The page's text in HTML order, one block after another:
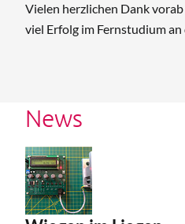
Vielen herzlichen Dank
viel Erfolg im Fernstudium an
News